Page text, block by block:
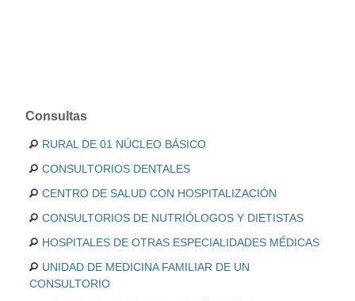
Consultas
RURAL DE 01 NÚCLEO BÁSICO
CONSULTORIOS DENTALES
CENTRO DE SALUD CON HOSPITALIZACIÓN
CONSULTORIOS DE NUTRIÓLOGOS Y DIETISTAS
HOSPITALES DE OTRAS ESPECIALIDADES MÉDICAS
UNIDAD DE MEDICINA FAMILIAR DE UN
CONSULTORIO